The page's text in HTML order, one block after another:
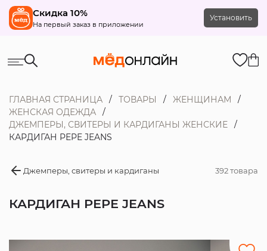
Скидка 10%
На первый заказ в приложении
Установить
ГЛАВНАЯ СТРАНИЦА ТОВАРЫ
ЖЕНЩИНАМ
ЖЕНСКАЯ ОДЕЖДА
ДЖЕМПЕРЫ, СВИТЕРЫ И КАРДИГАНЫ ЖЕНСКИЕ
КАРДИГАН PEPE JEANS
Джемперы, свитеры и кардиганы 392 товара
КАРДИГАН PEPE JEANS